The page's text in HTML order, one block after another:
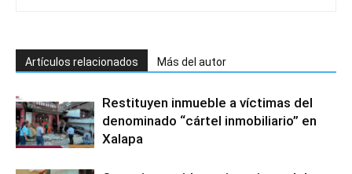
Artículos relacionados Más del autor
Restituyen inmueble a víctimas del
denominado “cártel inmobiliario” en
Xalapa